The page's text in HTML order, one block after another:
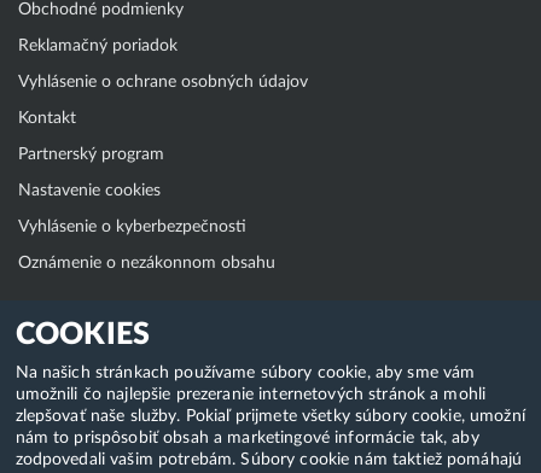
COOKIES
Na našich stránkach používame súbory cookie, aby sme vám
umožnili čo najlepšie prezeranie internetových stránok a mohli
zlepšovať naše služby. Pokiaľ prijmete všetky súbory cookie, umožní
nám to prispôsobiť obsah a marketingové informácie tak, aby
zodpovedali vašim potrebám. Súbory cookie nám taktiež pomáhajú
Obchodné podmienky
Reklamačný poriadok
Vyhlásenie o ochrane osobných údajov
Kontakt
Partnerský program
Nastavenie cookies
Vyhlásenie o kyberbezpečnosti
Oznámenie o nezákonnom obsahu
Klientská zóna
WebAdmin
WebMail
Zmena hesla (E-mail, FTP, SSH)